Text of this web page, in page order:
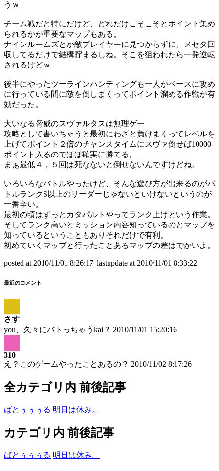
うｗ
チーム戦だと特にだけど、どれだけこそこそとポイント集め
られるかが重要なマップもある。
ナインルームズとか敵プレイヤーに見つからずに、メセタ回
収してるだけで結構貯まるしね。そこを狙われたら一発逆転
されるけどｗ
後半にやったツーラインハンティングも一人がベースに攻め
に行っている間に敵を倒しまくってポイント溜める作戦が有
効だった。
大いなる脅威のスヴァルタスは無理ゲー
攻略として書いちゃうと最初にわざと負けまくってレベルを
上げてポイント２倍のチャンスタイムにスヴァ倒せば10000
ポイント入るのでほぼ確実に勝てる。
まぁ最低４，５回は死なないと倒せないんですけどね。
いろいろなバトルやったけど、そんな遊び方が出来るのがバ
トルランクS以上のリーダーじゃないといけないというのが
一番辛い。
最初の頃はずっとカタパルトやってランク上げという作業。
そしてランク高いとミッション内容知っているのとマップを
知っているということもありそれだけで有利。
初めていくマップと行ったことあるマップの差はでかいよ。
posted at 2010/11/01 8:26:17| lastupdate at 2010/11/01 8:33:22
最近のコメント
さす
you、久々にバトっちゃうkai？ 2010/11/01 15:20:16
310
え？このゲームやったことあるの？ 2010/11/02 8:17:26
全カテゴリ内 前後記事
ばとぅぅぅる 明日は休み。
カテゴリ内 前後記事
ばとぅぅぅる 明日は休み。